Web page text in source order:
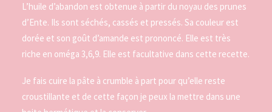
L’huile d’abandon est obtenue à partir du noyau des prunes
d’Ente. Ils sont séchés, cassés et pressés. Sa couleur est
dorée et son goût d’amande est prononcé. Elle est très
riche en oméga 3,6,9. Elle est facultative dans cette recette.
Je fais cuire la pâte à crumble à part pour qu’elle reste
croustillante et de cette façon je peux la mettre dans une